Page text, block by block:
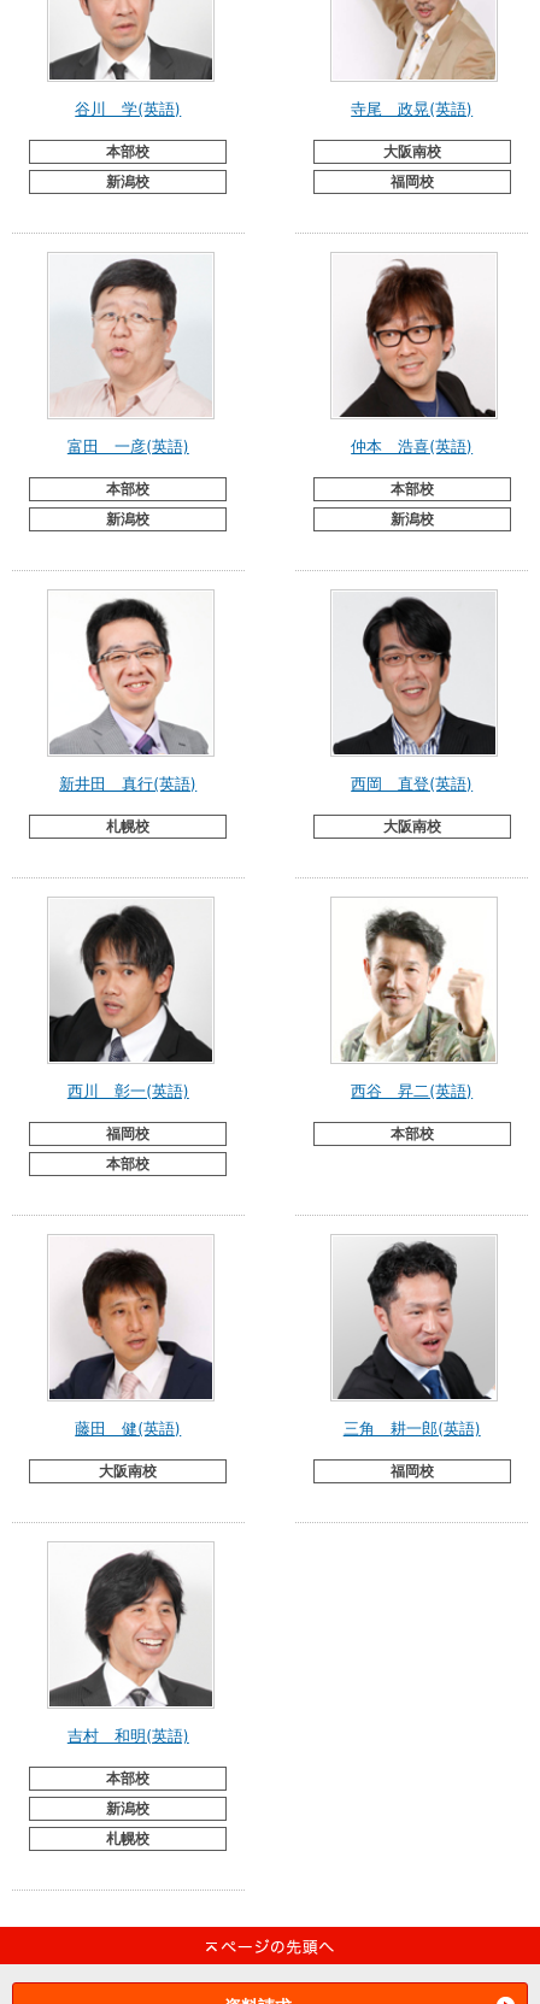
谷川 学(英語)
本部校
新潟校
寺尾 政晃(英語)
大阪南校
福岡校
富田 一彦(英語)
本部校
新潟校
仲本 浩喜(英語)
本部校
新潟校
新井田 真行(英語)
札幌校
西岡 直登(英語)
大阪南校
西川 彰一(英語)
福岡校
本部校
西谷 昇二(英語)
本部校
藤田 健(英語)
大阪南校
三角 耕一郎(英語)
福岡校
吉村 和明(英語)
本部校
新潟校
札幌校